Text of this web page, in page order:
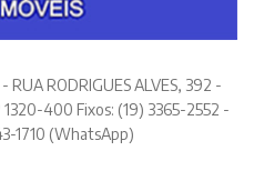
RUA RODRIGUES ALVES, 392 -
1320-400 Fixos: (19) 3365-2552 -
1710 (WhatsApp)